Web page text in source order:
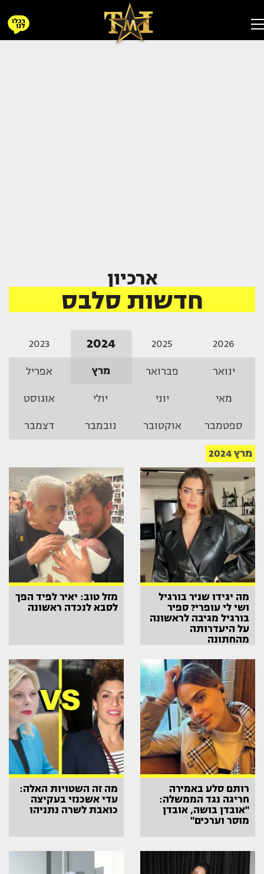
ארכיון
חדשות סלבס
2026
2025
2024
2023
ינואר פברואר מרץ אפריל
מאי יוני יולי אוגוסט
ספטמבר אוקטובר נובמבר דצמבר
מרץ 2024
מה יגידו שניר בורגיל
ושי לי עופרי? ספיר
בורגיל מגיבה לראשונה
על היעדרותה
מהחתונה
מזל טוב: יאיר לפיד הפך
לסבא לנכדה ראשונה
רותם סלע באמירה
חריגה נגד הממשלה:
"אובדן בושה, אובדן
מוסר וערכים"
מה זה השטויות האלה:
עדי אשכנזי בעקיצה
כואבת לשרה נתניהו